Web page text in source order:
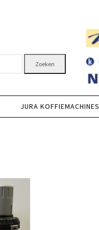
Zoeken
JURA KOFFIEMACHINES